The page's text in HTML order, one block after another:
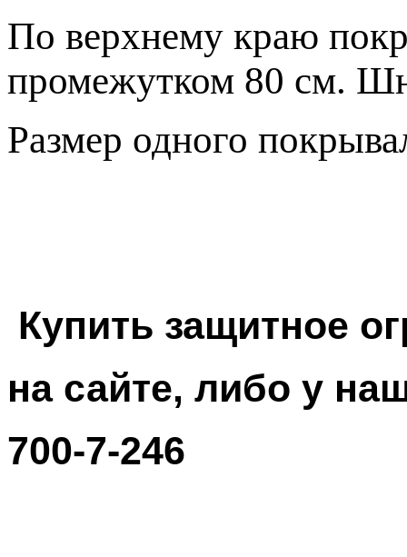
По верхнему краю
промежутком 80 см.
Размер одного
Купить защитное
на сайте, либо у
700-7-246